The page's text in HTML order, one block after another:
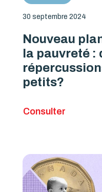
30 septembre 2024
Nouveau
la pauvreté :
petits?
Consulter